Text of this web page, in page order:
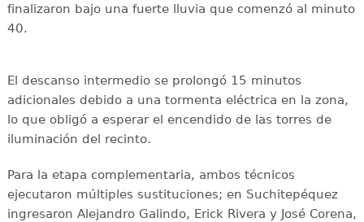
finalizaron bajo una fuerte lluvia que comenzó al minuto
40.
El descanso intermedio se prolongó 15 minutos
adicionales debido a una tormenta eléctrica en la zona,
lo que obligó a esperar el encendido de las torres de
iluminación del recinto.
Para la etapa complementaria, ambos técnicos
ejecutaron múltiples sustituciones; en Suchitepéquez
ingresaron Alejandro Galindo, Erick Rivera y José Corena,